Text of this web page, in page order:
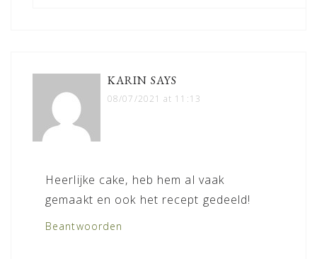
KARIN SAYS
08/07/2021 at 11:13
Heerlijke cake, heb hem al vaak
gemaakt en ook het recept gedeeld!
Beantwoorden